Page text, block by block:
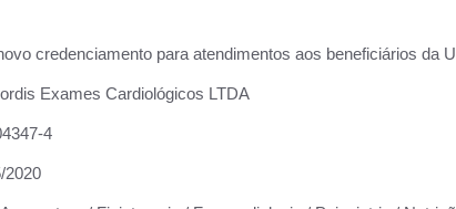
credenciamento para atendimentos aos beneficiários da
Exames Cardiológicos LTDA
4
2020